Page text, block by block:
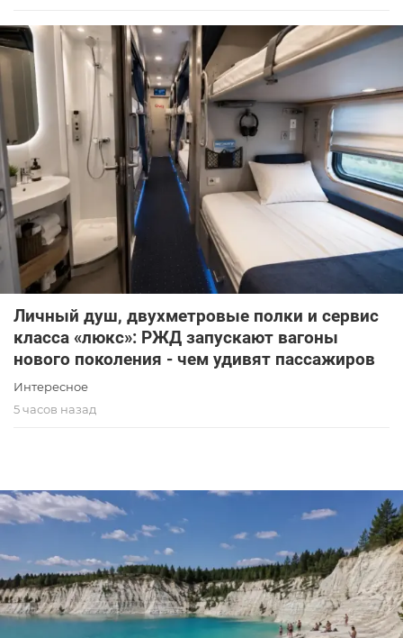
Личный душ, двухметровые полки и сервис
класса «люкс»: РЖД запускают вагоны
нового поколения - чем удивят пассажиров
Интересное
5 часов назад